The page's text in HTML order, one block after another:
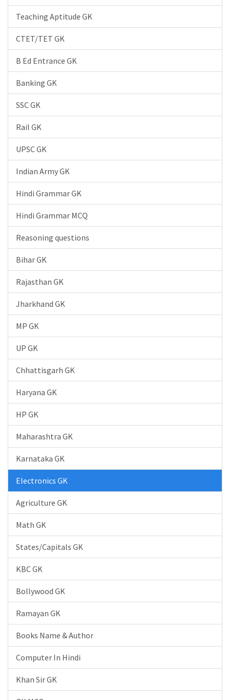
Teaching Aptitude GK
CTET/TET GK
B Ed Entrance GK
Banking GK
SSC GK
Rail GK
UPSC GK
Indian Army GK
Hindi Grammar GK
Hindi Grammar MCQ
Reasoning questions
Bihar GK
Rajasthan GK
Jharkhand GK
MP GK
UP GK
Chhattisgarh GK
Haryana GK
HP GK
Maharashtra GK
Karnataka GK
Electronics GK
Agriculture GK
Math GK
States/Capitals GK
KBC GK
Bollywood GK
Ramayan GK
Books Name & Author
Computer In Hindi
Khan Sir GK